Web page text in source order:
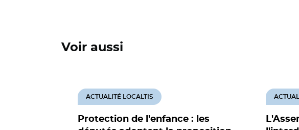
Voir aussi
Protection de l'enfance : les
ACTUALITÉ LOCALTIS